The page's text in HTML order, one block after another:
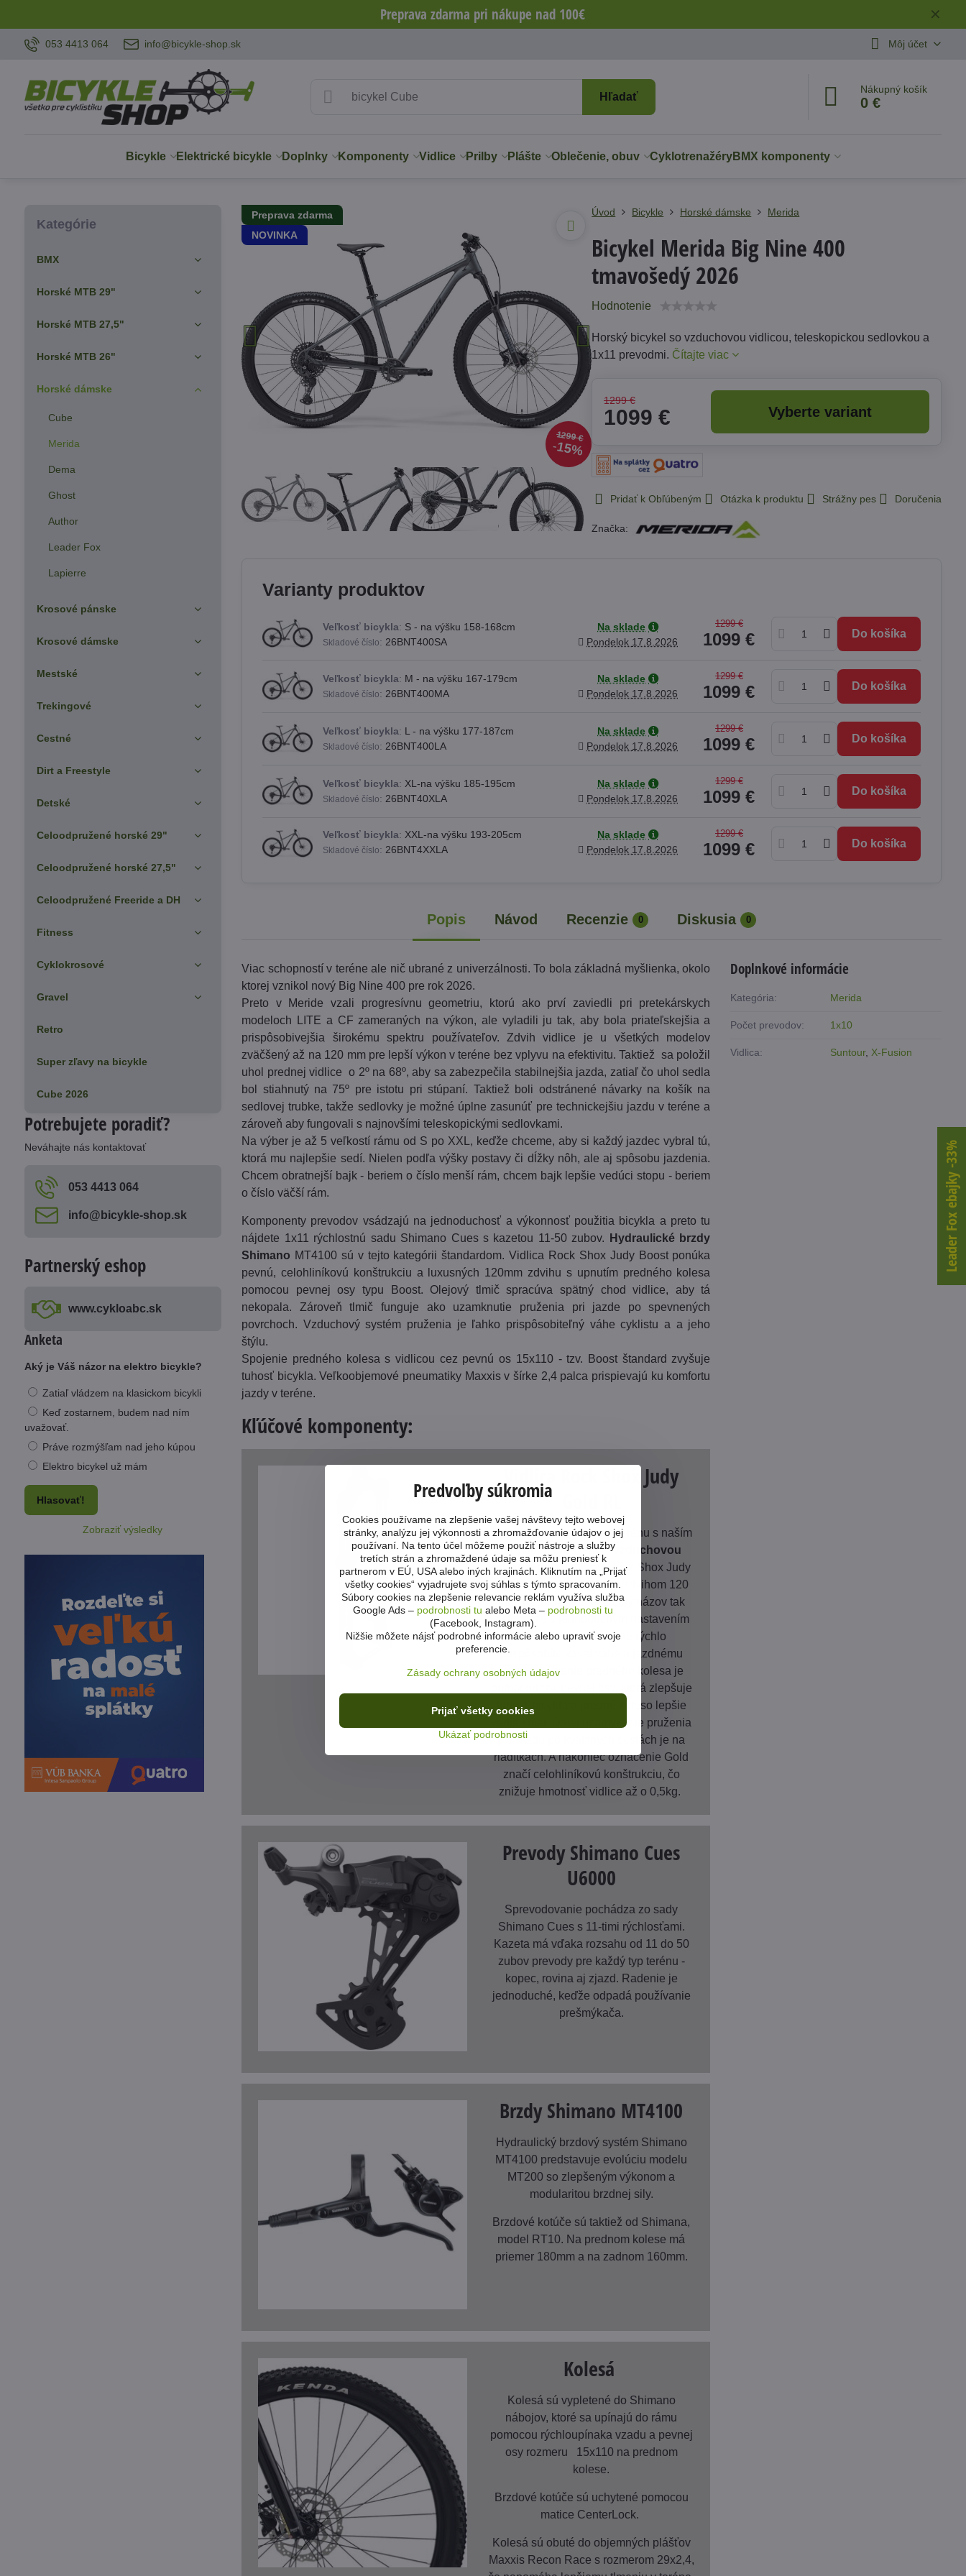
✕
Preprava zdarma pri nákupe nad 100€
053 4413 064 info@bicykle-shop.sk Môj účet
Hľadať
Nákupný košík
0 €
Bicykle Elektrické bicykle Doplnky Komponenty Vidlice Prilby Plášte Oblečenie, obuv CyklotrenažéryBMX komponenty
Preprava zdarma
NOVINKA
1299 €
15%
Úvod Bicykle Horské dámske Merida
Bicykel Merida Big Nine 400
tmavošedý 2026
Hodnotenie
Horský bicykel so vzduchovou vidlicou, teleskopickou sedlovkou a
1x11 prevodmi. Čítajte viac
1299 €
1099 € Vyberte variant
Pridať k Obľúbeným Otázka k produktu Strážny pes Doručenia
Značka:
Varianty produktov
Veľkosť bicykla: S - na výšku 158-168cm
Skladové číslo: 26BNT400SA
Na sklade
Pondelok 17.8.2026
1299 €
1099 € Do košíka
Veľkosť bicykla: M - na výšku 167-179cm
Skladové číslo: 26BNT400MA
Na sklade
Pondelok 17.8.2026
1299 €
1099 € Do košíka
Veľkosť bicykla: L - na výšku 177-187cm
Skladové číslo: 26BNT400LA
Na sklade
Pondelok 17.8.2026
1299 €
1099 € Do košíka
Veľkosť bicykla: XL-na výšku 185-195cm
Skladové číslo: 26BNT40XLA
Na sklade
Pondelok 17.8.2026
1299 €
1099 € Do košíka
Veľkosť bicykla: XXL-na výšku 193-205cm
Skladové číslo: 26BNT4XXLA
Na sklade
Pondelok 17.8.2026
1299 €
1099 € Do košíka
Popis Návod Recenzie 0 Diskusia 0
Viac schopností v teréne ale nič ubrané z univerzálnosti. To bola základná myšlienka, okolo
ktorej vznikol nový Big Nine 400 pre rok 2026.
Preto v Meride vzali progresívnu geometriu, ktorú ako prví zaviedli pri pretekárskych
modeloch LITE a CF zameraných na výkon, ale vyladili ju tak, aby bola priateľskejšia a
prispôsobivejšia širokému spektru používateľov. Zdvih vidlice je u všetkých modelov
zväčšený až na 120 mm pre lepší výkon v teréne bez vplyvu na efektivitu. Taktiež sa položil
uhol prednej vidlice o 2º na 68º, aby sa zabezpečila stabilnejšia jazda, zatiaľ čo uhol sedla
bol stiahnutý na 75º pre istotu pri stúpaní. Taktiež boli odstránené návarky na košík na
sedlovej trubke, takže sedlovky je možné úplne zasunúť pre technickejšiu jazdu v teréne a
zároveň aby fungovali s najnovšími teleskopickými sedlovkami.
Na výber je až 5 veľkostí rámu od S po XXL, keďže chceme, aby si každý jazdec vybral tú,
ktorá mu najlepšie sedí. Nielen podľa výšky postavy či dĺžky nôh, ale aj spôsobu jazdenia.
Chcem obratnejší bajk - beriem o číslo menší rám, chcem bajk lepšie vedúci stopu - beriem
o číslo väčší rám.
Komponenty prevodov vsádzajú na jednoduchosť a výkonnosť použitia bicykla a preto tu
nájdete 1x11 rýchlostnú sadu Shimano Cues s kazetou 11-50 zubov.
Hydraulické brzdy
Shimano MT4100 sú v tejto kategórii štandardom. Vidlica Rock Shox Judy Boost ponúka
pevnú, celohliníkovú konštrukciu a luxusných 120mm zdvihu s upnutím predného kolesa
pomocou pevnej osy typu Boost. Olejový tlmič spracúva spätný chod vidlice, aby tá
nekopala. Zároveň tlmič funguje ako uzamknutie pruženia pri jazde po spevnených
povrchoch. Vzduchový systém pruženia je ľahko prispôsobiteľný váhe cyklistu a a jeho
štýlu.
Spojenie predného kolesa s vidlicou cez pevnú os 15x110 - tzv. Boost štandard zvyšuje
tuhosť bicykla. Veľkoobjemové pneumatiky Maxxis v šírke 2,4 palca prispievajú ku komfortu
jazdy v teréne.
Kľúčové komponenty:
Vidlica Rock Shox Judy
Zabudnite na nerovnosti terénu s naším
bicyklom, vybavenýmvzduchovou
odpruženou vidlicouRock Shox Judy
Gold RL Air Boost 29" so zdvihom 120
mm. Keď rozšifrujeme celý názov tak
zistíme, že s jednoduchým nastavením
tlakom vzduchu si bike rýchlo
prispôsobíte vašej váhe a jazdnému
štýlu, upevnenie predného kolesa je
pomocou tzv. pevnej osy, ktorá zlepšuje
tuhosť bicykla a predné koleso lepšie
vedie smer. Ďalej uzamykanie pruženia
pre jazdu po kvalitných cestách je na
riadítkach. A nakoniec označenie Gold
značí celohliníkovú konštrukciu, čo
znižuje hmotnosť vidlice až o 0,5kg.
Prevody Shimano Cues
U6000
Sprevodovanie pochádza zo sady
Shimano Cues s 11-timi rýchlosťami.
Kazeta má vďaka rozsahu od 11 do 50
zubov prevody pre každý typ terénu -
kopec, rovina aj zjazd. Radenie je
jednoduché, keďže odpadá používanie
prešmýkača.
Brzdy Shimano MT4100
Hydraulický brzdový systém Shimano
MT4100 predstavuje evolúciu modelu
MT200 so zlepšeným výkonom a
modularitou brzdnej sily.
Brzdové kotúče sú taktiež od Shimana,
model RT10. Na prednom kolese má
priemer 180mm a na zadnom 160mm.
Kolesá
Kolesá sú vypletené do Shimano
nábojov, ktoré sa upínajú do rámu
pomocou rýchloupínaka vzadu a pevnej
osy rozmeru 15x110 na prednom
kolese.
Brzdové kotúče sú uchytené pomocou
matice CenterLock.
Kolesá sú obuté do objemných plášťov
Maxxis Recon Race s rozmerom 29x2,4,
Doplnkové informácie
Kategória: Merida
Počet prevodov: 1x10
Vidlica: Suntour, X-Fusion
Kategórie
BMX
Horské MTB 29"
Horské MTB 27,5"
Horské MTB 26"
Horské dámske
Cube
Merida
Dema
Ghost
Author
Leader Fox
Lapierre
Krosové pánske
Krosové dámske
Mestské
Trekingové
Cestné
Dirt a Freestyle
Detské
Celoodpružené horské 29"
Celoodpružené horské 27,5"
Celoodpružené Freeride a DH
Fitness
Cyklokrosové
Gravel
Retro
Super zľavy na bicykle
Cube 2026
Potrebujete poradiť?
Neváhajte nás kontaktovať
053 4413 064
info​@bicykle-shop​.sk
Partnerský eshop
www​.cykloabc​.sk
Anketa
Aký je Váš názor na elektro bicykle?
Zatiaľ vládzem na klasickom bicykli
Keď zostarnem, budem nad ním
uvažovať.
Práve rozmýšľam nad jeho kúpou
Elektro bicykel už mám
Hlasovať!
Zobraziť výsledky
Leader Fox ebajky -33%
Predvoľby súkromia
Cookies používame na zlepšenie vašej návštevy tejto webovej
stránky, analýzu jej výkonnosti a zhromažďovanie údajov o jej
používaní. Na tento účel môžeme použiť nástroje a služby
tretích strán a zhromaždené údaje sa môžu preniesť k
partnerom v EÚ, USA alebo iných krajinách. Kliknutím na „Prijať
všetky cookies“ vyjadrujete svoj súhlas s týmto spracovaním.
Súbory cookies na zlepšenie relevancie reklám využíva služba
Google Ads – podrobnosti tu alebo Meta – podrobnosti tu
(Facebook, Instagram).
Nižšie môžete nájsť podrobné informácie alebo upraviť svoje
preferencie.
Zásady ochrany osobných údajov
Ukázať podrobnosti
Prijať všetky cookies